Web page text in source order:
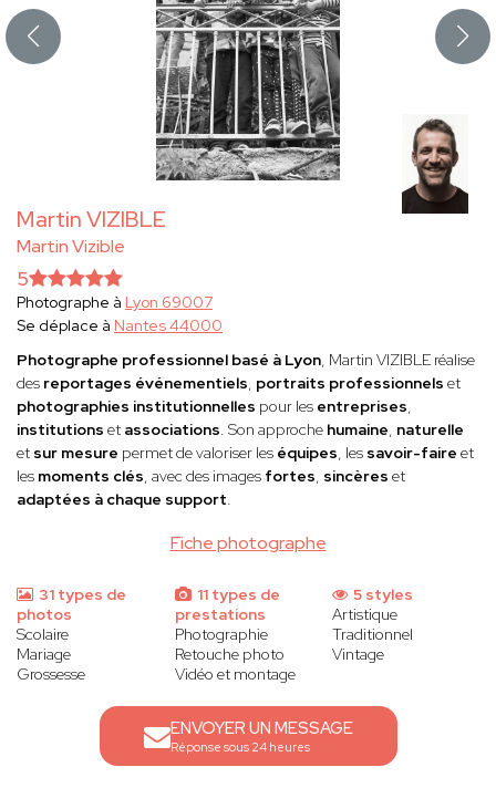
Martin VIZIBLE
Martin Vizible
Fiche photographe
5
Photographe à Lyon 69007
Se déplace à Nantes 44000
Photographe professionnel basé à Lyon, Martin VIZIBLE réalise
des reportages événementiels, portraits professionnels et
photographies institutionnelles pour les entreprises,
institutions et associations. Son approche humaine, naturelle
et sur mesure permet de valoriser les équipes, les savoir-faire et
les moments clés, avec des images fortes, sincères et
adaptées à chaque support.
31 types de
photos
Scolaire
Mariage
Grossesse
11 types de
prestations
Photographie
Retouche photo
Vidéo et montage
5 styles
Artistique
Traditionnel
Vintage
ENVOYER UN MESSAGE
Réponse sous 24 heures